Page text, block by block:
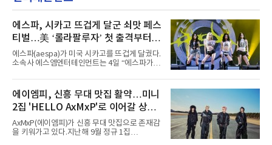
에스파, 시카고 뜨겁게 달군 쇠맛 페스
티벌…美 ‘롤라팔루자’ 첫 출격부터
증명한 존재감
에스파(aespa)가 미국 시카고를 뜨겁게 달궜다.
소속사 에스엠엔터테인먼트는 4일 “에스파가
서 열린 ‘롤라팔루자 시카고’(Lollapalooza
Chicago)의 알리안츠 스테이지에 올랐다”며
“총 14곡으로 구성된 세트리스트를 선사, 데뷔 7
년 차다운 노련한 무대 매너와 파워풀한 에너지
로 현장의 분위기를 압도했다”고 밝혔다.1991
년 시작된 ‘롤라팔루자’는 8개 스테이지, 170여
팀의 아티스트와 40만 명 이상의 관객이 운집하
에이엠피, 신흥 무대 맛집 활약…미니
2집 'HELLO AxMxP'로 이어갈 상승
세
AxMxP(에이엠피)가 신흥 무대 맛집으로 존재감
을 키워가고 있다.지난해 9월 정규 1집